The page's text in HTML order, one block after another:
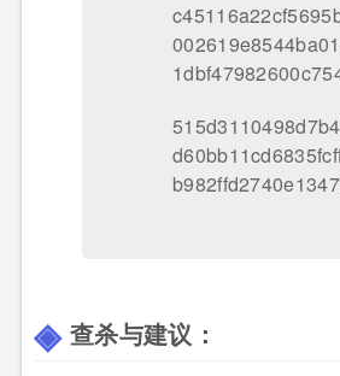
查杀与建议：